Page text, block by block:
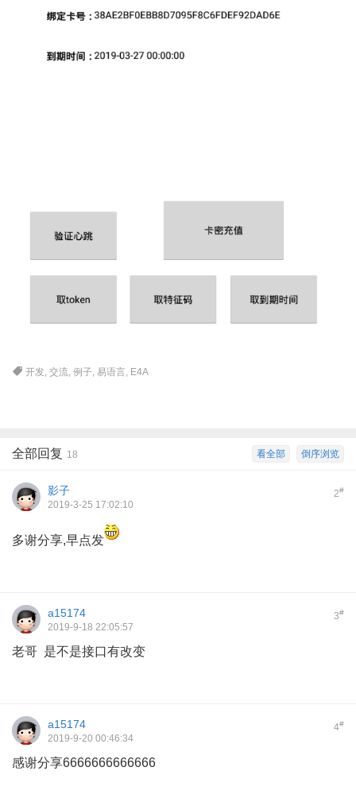
开发,交流,例子,易语言, E4A
倒序浏览
看全部
全部回复 18
2#
影子
2019-3-25 17:02:10
多谢分享,早点发
3#
a15174
2019-9-18 22:05:57
老哥 是不是接口有改变
4#
a15174
2019-9-20 00:46:34
感谢分享6666666666666